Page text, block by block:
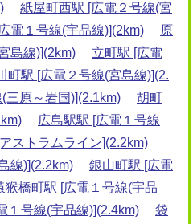
紙屋町西駅 [広電２号線(宮
電１号線(宇品線)](2km)
原
島線)](2km)
立町駅 [広電
町駅 [広電２号線(宮島線)](2.
三原～岩国)](2.1km)
胡町
広島駅駅 [広電１号線
ストラムライン](2.2km)
線)](2.2km)
銀山町駅 [広電
猴橋町駅 [広電１号線(宇品
１号線(宇品線)](2.4km)
袋